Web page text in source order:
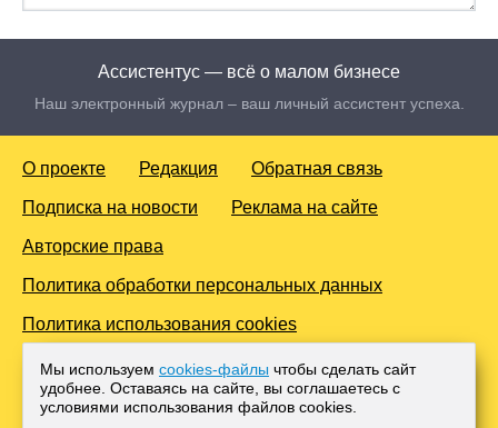
Ассистентус — всё о малом бизнесе
Наш электронный журнал – ваш личный ассистент успеха.
О проекте Редакция Обратная связь
Подписка на новости Реклама на сайте
Авторские права
Политика обработки персональных данных
Политика использования cookies
© 2016-2026 Все права защищены. Для лиц старше 18 лет.
Любое копирование материалов и тиражирование в сети
Интернет, либо печатных изданиях без согласования с
Администрацией проекта, преследуется законом.
Мы используем cookies-файлы чтобы сделать сайт
удобнее. Оставаясь на сайте, вы соглашаетесь с
условиями использования файлов cооkies.